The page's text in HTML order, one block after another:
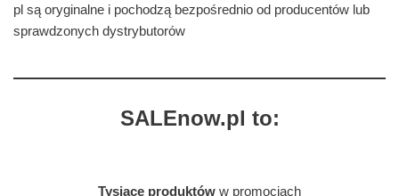
pl są oryginalne i pochodzą bezpośrednio od producentów lub
sprawdzonych dystrybutorów
SALEnow.pl to:
Tysiące produktów w promocjach